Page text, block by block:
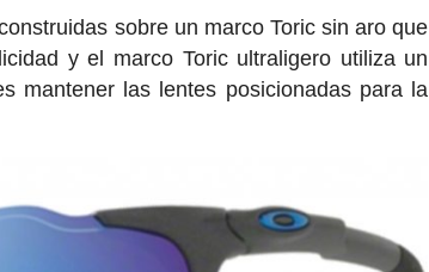
sobre un marco Toric sin aro que
y el marco Toric ultraligero utiliza un
mantener las lentes posicionadas para la